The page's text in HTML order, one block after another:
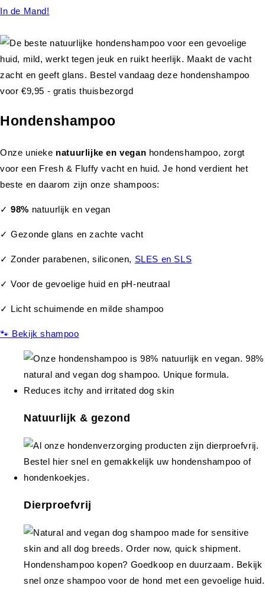
In de Mand!
Hondenshampoo
Onze unieke natuurlijke en vegan hondenshampoo, zorgt
voor een Fresh & Fluffy vacht en huid. Je hond verdient het
beste en daarom zijn onze shampoos:
✓98% natuurlijk en vegan
✓ Gezonde glans en zachte vacht
✓ Zonder parabenen, siliconen, SLES en SLS
✓ Voor de gevoelige huid en pH-neutraal
✓ Licht schuimende en milde shampoo
🐾 Bekijk shampoo
Natuurlijk & gezond
Dierproefvrij